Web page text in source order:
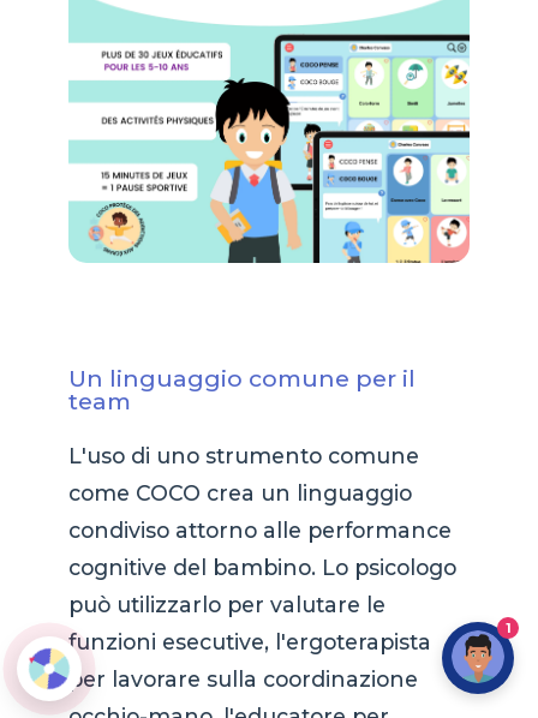
Un linguaggio comune per il
team
L'uso di uno strumento comune
come COCO crea un linguaggio
condiviso attorno alle performance
cognitive del bambino. Lo psicologo
può utilizzarlo per valutare le
funzioni esecutive, l'ergoterapista
per lavorare sulla coordinazione
1